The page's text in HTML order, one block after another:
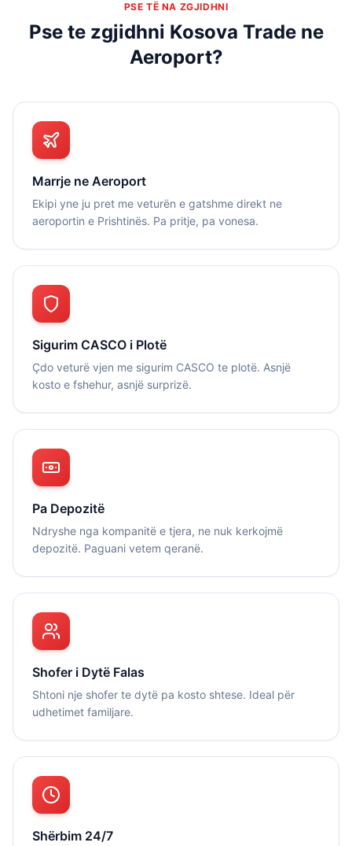
PSE TË NA ZGJIDHNI
Pse te zgjidhni Kosova Trade ne
Aeroport?
Marrje ne Aeroport
Ekipi yne ju pret me veturën e gatshme direkt ne
aeroportin e Prishtinës. Pa pritje, pa vonesa.
Sigurim CASCO i Plotë
Çdo veturë vjen me sigurim CASCO te plotë. Asnjë
kosto e fshehur, asnjë surprizë.
Pa Depozitë
Ndryshe nga kompanitë e tjera, ne nuk kerkojmë
depozitë. Paguani vetem qeranë.
Shofer i Dytë Falas
Shtoni nje shofer te dytë pa kosto shtese. Ideal për
udhetimet familjare.
Shërbim 24/7